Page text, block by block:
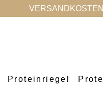
Proteinriegel